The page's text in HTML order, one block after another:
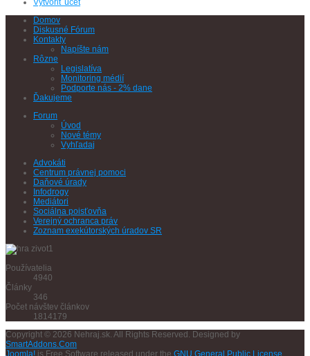
Vytvoriť účet
Domov
Diskusné Fórum
Kontakty
Napíšte nám
Rôzne
Legislatíva
Monitoring médií
Podporte nás - 2% dane
Ďakujeme
Forum
Úvod
Nové témy
Vyhľadaj
Advokáti
Centrum právnej pomoci
Daňové úrady
Infodrogy
Mediátori
Sociálna poisťovňa
Verejný ochranca práv
Zoznam exekútorských úradov SR
Používatelia
4940
Články
346
Počet návštev článkov
1814179
Copyright © 2026 Nehraj.sk. All Rights Reserved. Designed by
SmartAddons.Com
Joomla! is Free Software released under the GNU General Public License.